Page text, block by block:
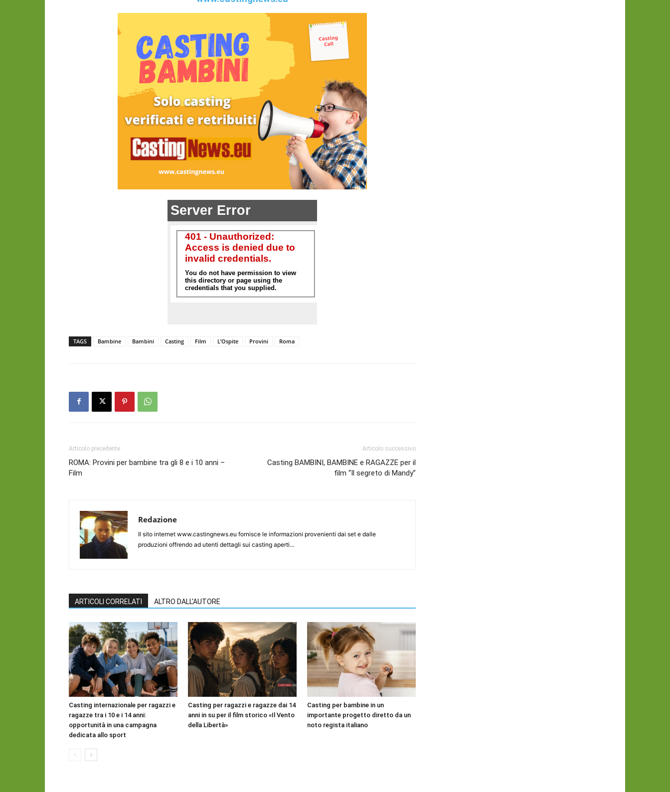
TAGS Bambine Bambini Casting Film L’Ospite Provini Roma
Articolo precedente
ROMA: Provini per bambine tra gli 8 e i 10 anni –
Film
Articolo successivo
Casting BAMBINI, BAMBINE e RAGAZZE per il
film “Il segreto di Mandy”
Redazione
Il sito internet www.castingnews.eu fornisce le informazioni provenienti dai set e dalle
produzioni offrendo ad utenti dettagli sui casting aperti…
ARTICOLI CORRELATI ALTRO DALL'AUTORE
Casting internazionale per ragazzi e
ragazze tra i 10 e i 14 anni:
opportunità in una campagna
dedicata allo sport
Casting per ragazzi e ragazze dai 14
anni in su per il film storico «Il Vento
della Libertà»
Casting per bambine in un
importante progetto diretto da un
noto regista italiano